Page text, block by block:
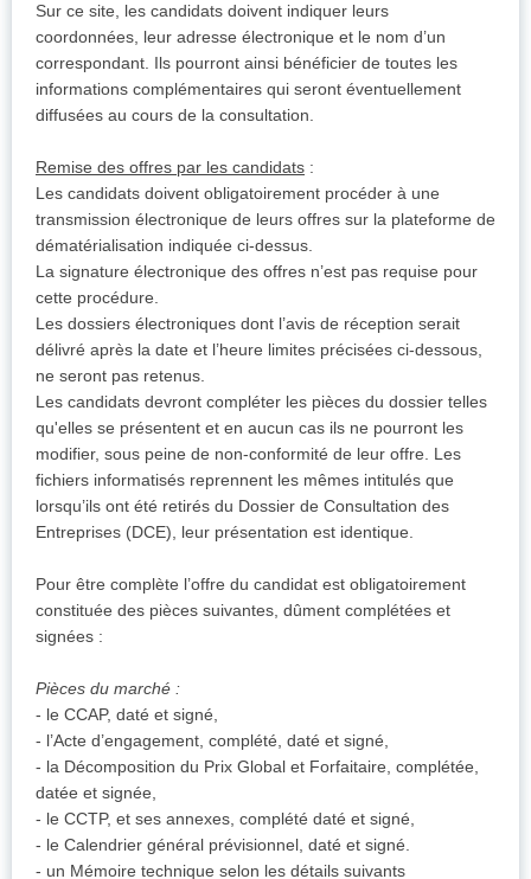
Sur ce site, les candidats doivent indiquer leurs
coordonnées, leur adresse électronique et le nom d’un
correspondant. Ils pourront ainsi bénéficier de toutes les
informations complémentaires qui seront éventuellement
diffusées au cours de la consultation.
Remise des offres par les candidats :
Les candidats doivent obligatoirement procéder à une
transmission électronique de leurs offres sur la plateforme de
dématérialisation indiquée ci-dessus.
La signature électronique des offres n’est pas requise pour
cette procédure.
Les dossiers électroniques dont l’avis de réception serait
délivré après la date et l’heure limites précisées ci-dessous,
ne seront pas retenus.
Les candidats devront compléter les pièces du dossier telles
qu'elles se présentent et en aucun cas ils ne pourront les
modifier, sous peine de non-conformité de leur offre. Les
fichiers informatisés reprennent les mêmes intitulés que
lorsqu’ils ont été retirés du Dossier de Consultation des
Entreprises (DCE), leur présentation est identique.
Pour être complète l’offre du candidat est obligatoirement
constituée des pièces suivantes, dûment complétées et
signées :
Pièces du marché :
- le CCAP, daté et signé,
- l’Acte d’engagement, complété, daté et signé,
- la Décomposition du Prix Global et Forfaitaire, complétée,
datée et signée,
- le CCTP, et ses annexes, complété daté et signé,
- le Calendrier général prévisionnel, daté et signé.
- un Mémoire technique selon les détails suivants